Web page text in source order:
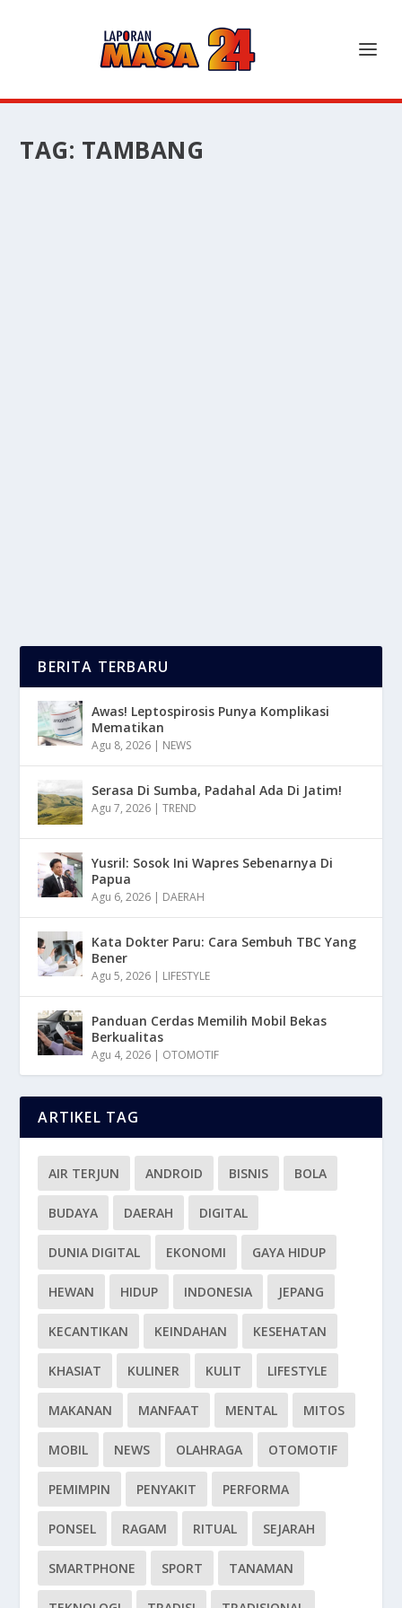
TAG: TAMBANG
BERITA TERBARU
Awas! Leptospirosis Punya Komplikasi
Mematikan
Agu 8, 2026 | NEWS
Serasa Di Sumba, Padahal Ada Di Jatim!
Agu 7, 2026 |TREND
Yusril: Sosok Ini Wapres Sebenarnya Di
Papua
Agu 6, 2026 | DAERAH
Kata Dokter Paru: Cara Sembuh TBC Yang
Bener
Agu 5, 2026 | LIFESTYLE
Panduan Cerdas Memilih Mobil Bekas
Berkualitas
Agu 4, 2026 | OTOMOTIF
ARTIKEL TAG
AIR TERJUN ANDROID BISNIS BOLA
BUDAYA DAERAH DIGITAL
DUNIA DIGITAL EKONOMI GAYA HIDUP
HEWAN HIDUP INDONESIA JEPANG
KECANTIKAN KEINDAHAN KESEHATAN
KHASIAT KULINER KULIT LIFESTYLE
MAKANAN MANFAAT MENTAL MITOS
MOBIL NEWS OLAHRAGA OTOMOTIF
PEMIMPIN PENYAKIT PERFORMA
PONSEL RAGAM RITUAL SEJARAH
SMARTPHONE SPORT TANAMAN